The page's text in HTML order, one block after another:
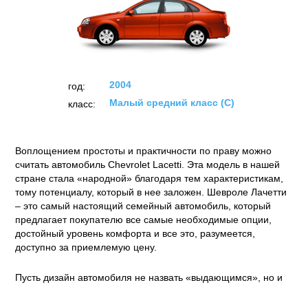
год:
2004
класс:
Малый средний класс (C)
Воплощением простоты и практичности по праву можно
считать автомобиль Chevrolet Lacetti. Эта модель в нашей
стране стала «народной» благодаря тем характеристикам,
тому потенциалу, который в нее заложен. Шевроле Лачетти
– это самый настоящий семейный автомобиль, который
предлагает покупателю все самые необходимые опции,
достойный уровень комфорта и все это, разумеется,
доступно за приемлемую цену.
Пусть дизайн автомобиля не назвать «выдающимся», но и